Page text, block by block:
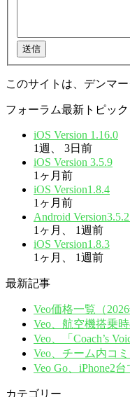
送信
このサイトは、デンマ
フォーラム最新トピック
iOS Version 1.16.0
1週、 3日前
iOS Version 3.5.9
1ヶ月前
iOS Version1.8.4
1ヶ月前
Android
1ヶ月、 1週前
iOS Version1.8.3
1ヶ月、 1週前
最新記事
Veo価格一覧（2026
Veo、航空機搭乗
Veo、「Coach’s
Veo、チーム内コ
Veo Go、iPhone2
カテゴリー